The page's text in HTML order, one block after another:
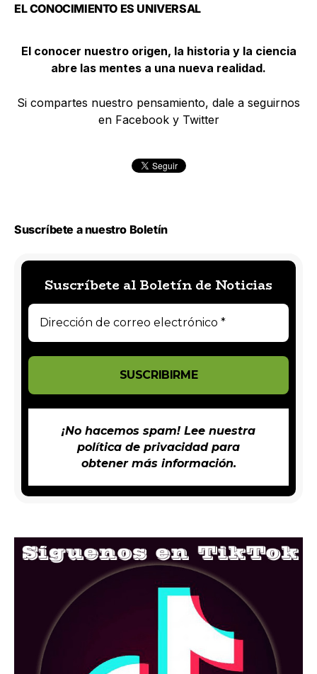
EL CONOCIMIENTO ES UNIVERSAL
El conocer nuestro origen, la historia y la ciencia
abre las mentes a una nueva realidad.
Si compartes nuestro pensamiento, dale a seguirnos
en Facebook y Twitter
Suscríbete a nuestro Boletín
Suscríbete al Boletín de Noticias
¡No hacemos spam! Lee nuestra
política de privacidadpara
obtener más información.